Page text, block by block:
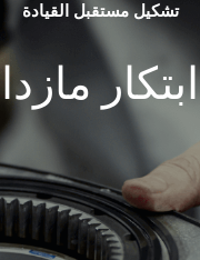
تشكيل مستقبل القيادة
ابتكار مازدا